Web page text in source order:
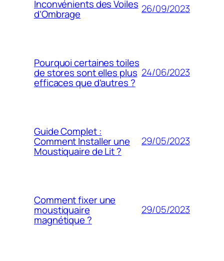
Inconvénients des Voiles
d’Ombrage 26/09/2023
Pourquoi certaines toiles
de stores sont elles plus
efficaces que d’autres ?
24/06/2023
Guide Complet :
Comment Installer une
Moustiquaire de Lit ?
29/05/2023
Comment fixer une
moustiquaire
magnétique ?
29/05/2023